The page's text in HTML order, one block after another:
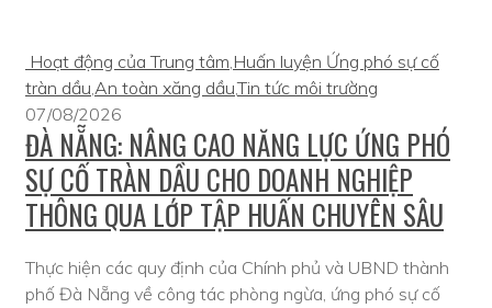
Hoạt động của Trung tâm,Huấn luyện Ứng phó sự cố
tràn dầu,An toàn xăng dầu,Tin tức môi trường
07/08/2026
ĐÀ NẴNG: NÂNG CAO NĂNG LỰC ỨNG PHÓ
SỰ CỐ TRÀN DẦU CHO DOANH NGHIỆP
THÔNG QUA LỚP TẬP HUẤN CHUYÊN SÂU
Thực hiện các quy định của Chính phủ và UBND thành
phố Đà Nẵng về công tác phòng ngừa, ứng phó sự cố